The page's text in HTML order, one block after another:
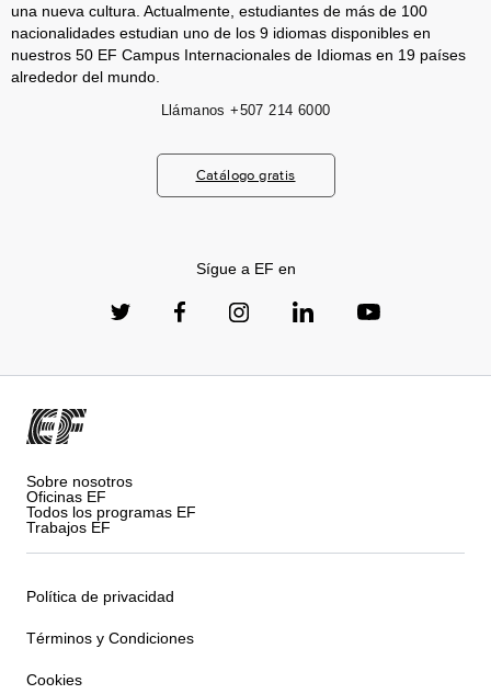
una nueva cultura. Actualmente, estudiantes de más de 100
nacionalidades estudian uno de los 9 idiomas disponibles en
nuestros 50 EF Campus Internacionales de Idiomas en 19 países
alrededor del mundo.
Llámanos +507 214 6000
Catálogo gratis
Sígue a EF en
Sobre nosotros
Oficinas EF
Todos los programas EF
Trabajos EF
Política de privacidad
Términos y Condiciones
Cookies